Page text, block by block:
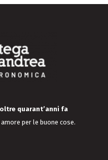
oltre quarant’anni fa
per le buone cose.